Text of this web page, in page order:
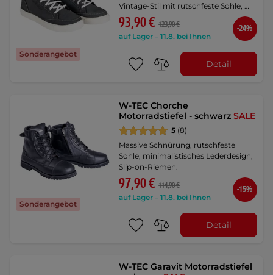
Sonderangebot
Vintage-Stil mit rutschfeste Sohle, …
93,90 € 123,90 €
auf Lager – 11.8. bei Ihnen
-24%
Detail
Sonderangebot
W-TEC Chorche
Motorradstiefel - schwarzSALE
5 (8)
Massive Schnürung, rutschfeste
Sohle, minimalistisches Lederdesign,
Slip-on-Riemen.
97,90 € 114,90 €
auf Lager – 11.8. bei Ihnen
-15%
Detail
W-TEC Garavit Motorradstiefel